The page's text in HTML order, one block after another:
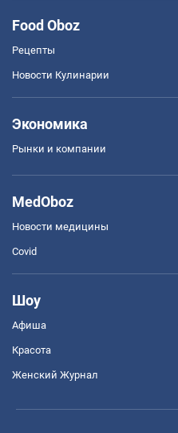
Food Oboz
Рецепты
Новости Кулинарии
Экономика
Рынки и компании
MedOboz
Новости медицины
Covid
Шоу
Афиша
Красота
Женский Журнал